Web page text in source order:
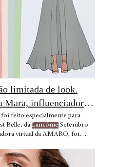
limitada de look.
Mara, influenciadora
feito especialmente para
Belle, da Lancôme Setembro
virtual da AMARO, foi
hoje. imagens de divulgação:
Lancôme